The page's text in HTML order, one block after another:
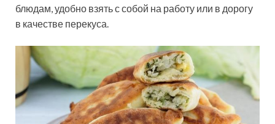
блюдам, удобно взять с собой на работу или в дорогу
в качестве перекуса.